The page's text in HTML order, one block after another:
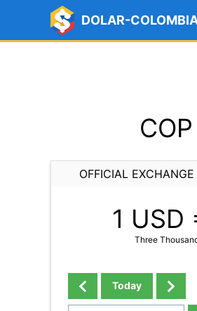
DOLAR-
OFFICIAL
1 USD
Three
Today